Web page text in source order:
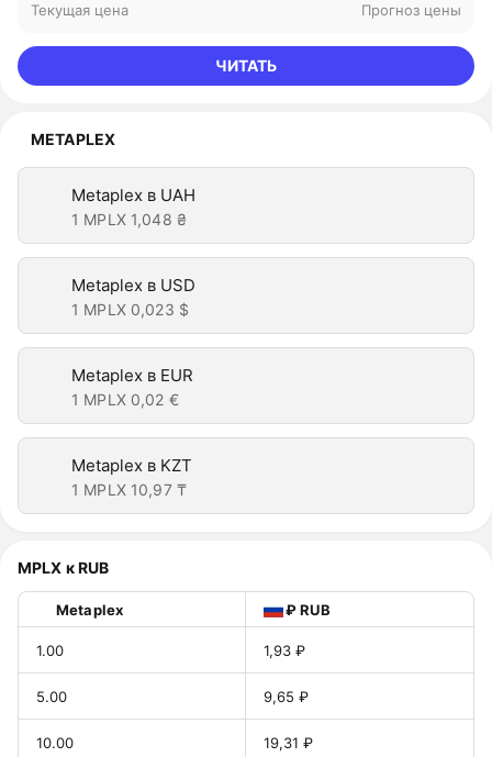
Текущая цена Прогноз цены
ЧИТАТЬ
METAPLEX
Metaplex в UAH
1 MPLX 1,048 ₴
Metaplex в USD
1 MPLX 0,023 $
Metaplex в EUR
1 MPLX 0,02 €
Metaplex в KZT
1 MPLX 10,97 ₸
MPLX к RUB
Metaplex ₽ RUB
1.00 1,93 ₽
5.00 9,65 ₽
10.00 19,31 ₽